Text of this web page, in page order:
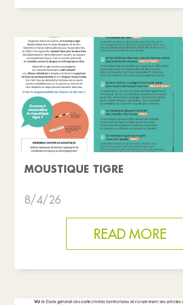
MOUSTIQUE TIGRE
8/4/26
READ MORE